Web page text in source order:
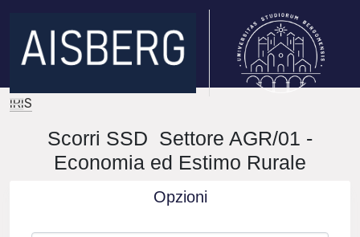
IRIS
Scorri SSD Settore AGR/01 -
Economia ed Estimo Rurale
Opzioni